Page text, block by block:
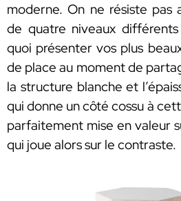
moderne. On ne résiste pas
de quatre niveaux
quoi présenter vos plus
de place au moment de
la structure blanche et
qui donne un côté cossu à
parfaitement mise en valeur
qui joue alors sur le contraste.